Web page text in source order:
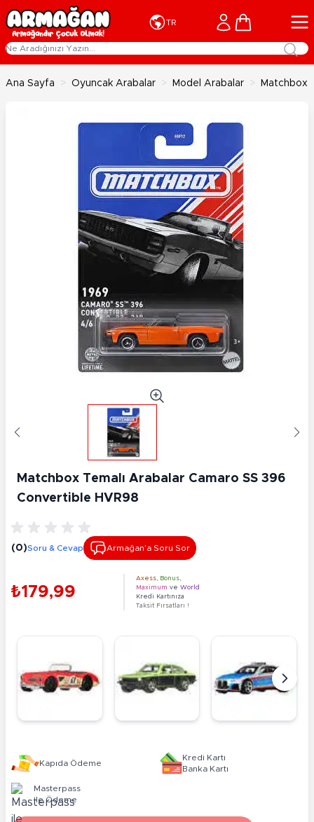
İçeriğe geç
TR Cart
Ana Sayfa > Oyuncak Arabalar > Model Arabalar > Matchbox
Matchbox Temalı Arabalar Camaro SS 396
Convertible HVR98
(0)Soru & Cevap Armağan’a Soru Sor
₺179,99
Axess Bonus
Maximum ve World
Kredi Kartınıza
Taksit Fırsatları !
Kapıda Ödeme
Kredi Kartı
Banka Kartı
Masterpass
ile Ödeme